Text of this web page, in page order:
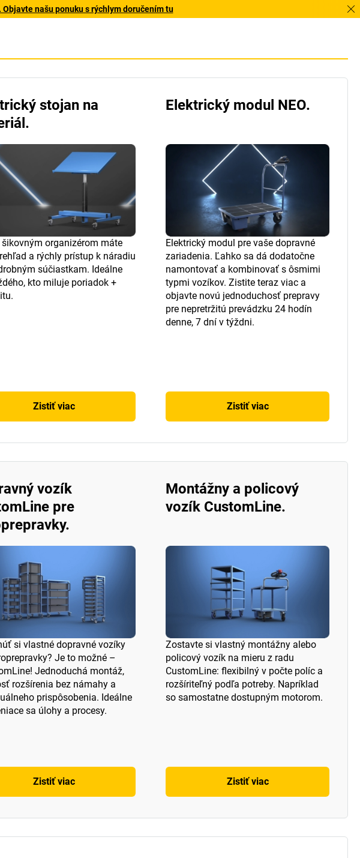
našu ponuku s rýchlym doručením tu
stojan na
organizérom máte
a rýchly prístup k náradiu
súčiastkam. Ideálne
kto miluje poriadok +
Zistiť viac
Elektrický modul NEO.
Elektrický modul pre vaše dopravné
zariadenia. Ľahko sa dá dodatočne
namontovať a kombinovať s ôsmimi
typmi vozíkov. Zistite teraz viac a
objavte novú jednoduchosť prepravy
pre nepretržitú prevádzku 24 hodín
denne, 7 dní v týždni.
Zistiť viac
vozík
pre
si vlastné dopravné vozíky
Je to možné –
Jednoduchá montáž,
rozšírenia bez námahy a
prispôsobenia. Ideálne
sa úlohy a procesy.
Zistiť viac
Montážny a policový
vozík CustomLine.
Zostavte si vlastný montážny alebo
policový vozík na mieru z radu
CustomLine: flexibilný v počte políc a
rozšíriteľný podľa potreby. Napríklad
so samostatne dostupným motorom.
Zistiť viac